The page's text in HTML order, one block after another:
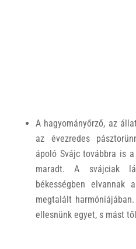
A hagyományőrző, az
az évezredes
ápoló Svájc továbbra is
maradt. A svájciak
békességben elvannak
megtalált
ellesnünk egyet, s mást